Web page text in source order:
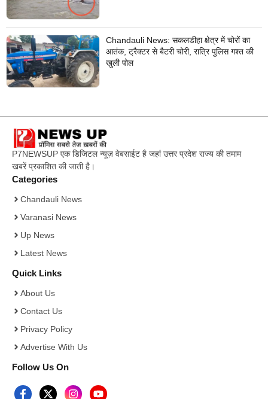
Chandauli News: सकलडीहा क्षेत्र में चोरों का
आतंक, ट्रैक्टर से बैटरी चोरी, रात्रि पुलिस गश्त की
खुली पोल
P7NEWSUP एक डिजिटल न्यूज़ वेबसाईट है जहां उत्तर प्रदेश राज्य की तमाम
खबरें प्रकाशित की जाती है।
Categories
Chandauli News
Varanasi News
Up News
Latest News
Quick Links
About Us
Contact Us
Privacy Policy
Advertise With Us
Follow Us On